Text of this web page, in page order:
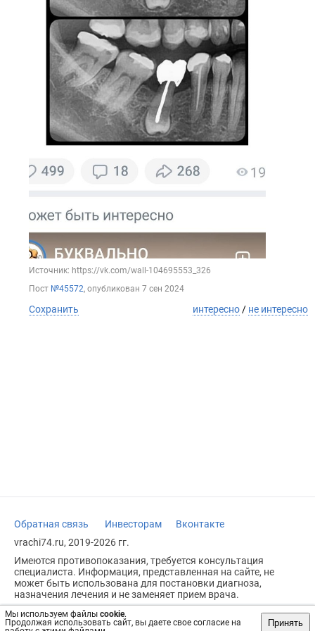
Мы используем файлы cookie.
Продолжая использовать сайт, вы даете свое согласие на
Принять
Источник: https://vk.com/wall-104695553_326
Пост №45572, опубликован 7 сен 2024
Сохранить интересно / не интересно
Обратная связь Инвесторам
Вконтакте
vrachi74.ru, 2019-2026 гг.
Имеются противопоказания, требуется консультация
специалиста. Информация, представленная на сайте, не
может быть использована для постановки диагноза,
назначения лечения и не заменяет прием врача.
Возрастное ограничение: 18+